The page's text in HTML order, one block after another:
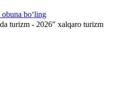
bo‘ling
turizm - 2026" xalqaro turizm